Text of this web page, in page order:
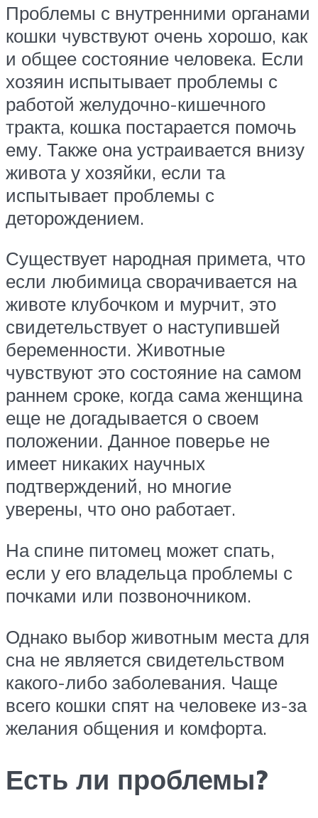
Проблемы с внутренними органами
кошки чувствуют очень хорошо, как
и общее состояние человека. Если
хозяин испытывает проблемы с
работой желудочно-кишечного
тракта, кошка постарается помочь
ему. Также она устраивается внизу
живота у хозяйки, если та
испытывает проблемы с
деторождением.
Существует народная примета, что
если любимица сворачивается на
животе клубочком и мурчит, это
свидетельствует о наступившей
беременности. Животные
чувствуют это состояние на самом
раннем сроке, когда сама женщина
еще не догадывается о своем
положении. Данное поверье не
имеет никаких научных
подтверждений, но многие
уверены, что оно работает.
На спине питомец может спать,
если у его владельца проблемы с
почками или позвоночником.
Однако выбор животным места для
сна не является свидетельством
какого-либо заболевания. Чаще
всего кошки спят на человеке из-за
желания общения и комфорта.
Есть ли проблемы?